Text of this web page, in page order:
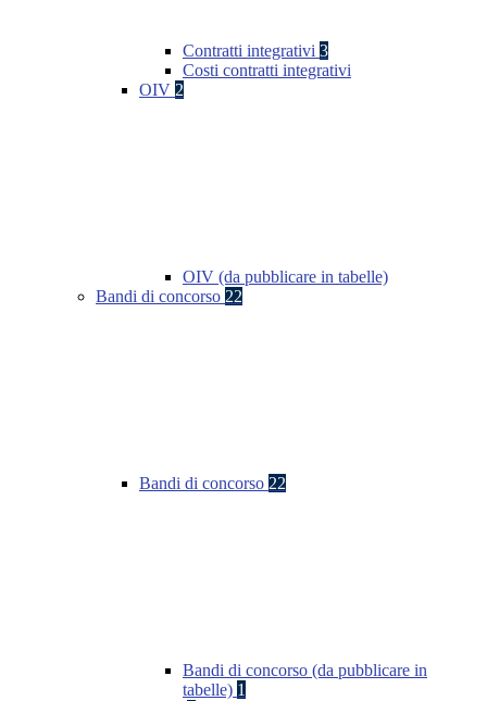
Contratti integrativi 3
Costi contratti integrativi
OIV 2
OIV (da pubblicare in tabelle)
Bandi di concorso 22
Bandi di concorso 22
Bandi di concorso (da pubblicare in
tabelle) 1